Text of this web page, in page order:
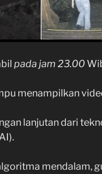
pada jam 23.00
menampilkan
lanjutan dari
mendalam,